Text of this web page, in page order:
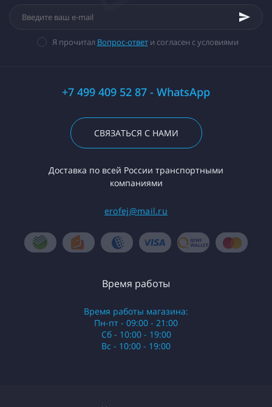
Я прочитал Вопрос-ответи согласен с условиями
+7 499 409 52 87 - WhatsApp
СВЯЗАТЬСЯ С НАМИ
Доставка по всей России транспортными
компаниями
erofej@mail.ru
Время работы
Время работы магазина:
Пн-пт - 09:00 - 21:00
Сб - 10:00 - 19:00
Вс - 10:00 - 19:00